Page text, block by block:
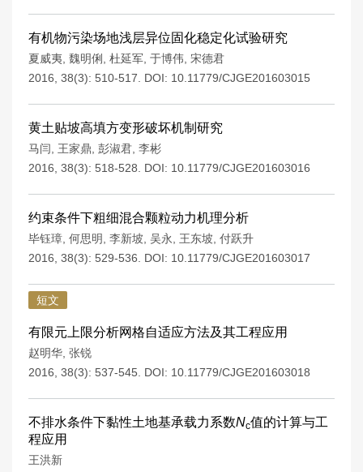
有机物污染场地浅层异位固化稳定化试验研究
夏威夷 魏明俐 杜延军 于博伟 宋德君
2016, 38(3): 510-517.
DOI: 10.11779/CJGE201603015
黄土贴坡高填方变形破坏机制研究
马闫 王家鼎 彭淑君 李彬
2016, 38(3): 518-528.
DOI: 10.11779/CJGE201603016
约束条件下粗细混合颗粒动力机理分析
毕钰璋 何思明 李新坡 吴永 王东坡 付跃升
2016, 38(3): 529-536.
DOI: 10.11779/CJGE201603017
短文
有限元上限分析网格自适应方法及其工程应用
赵明华 张锐
2016, 38(3): 537-545.
DOI: 10.11779/CJGE201603018
不排水条件下黏性土地基承载力系数Nc值的计算与工
程应用
王洪新